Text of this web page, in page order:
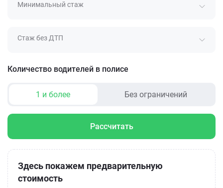
Минимальный стаж
Стаж без ДТП
Количество водителей в полисе
1 и более Без ограничений
Рассчитать
Здесь покажем предварительную
стоимость